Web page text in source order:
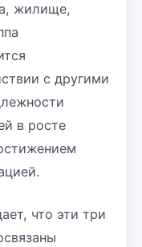
жилище,
с другими
в росте
что эти три